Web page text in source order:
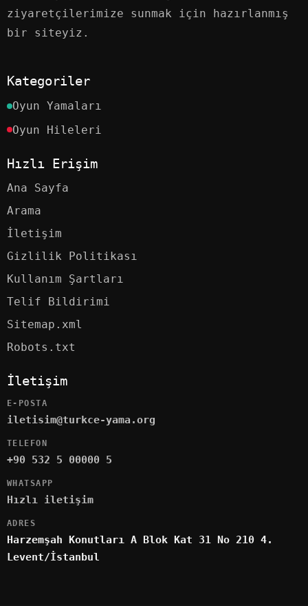
ziyaretçilerimize sunmak için hazırlanmış
bir siteyiz.
Kategoriler
Oyun Yamaları
Oyun Hileleri
Hızlı Erişim
Ana Sayfa
Arama
İletişim
Gizlilik Politikası
Kullanım Şartları
Telif Bildirimi
Sitemap.xml
Robots.txt
İletişim
E-POSTA
iletisim@turkce-yama.org
TELEFON
+90 532 5 00000 5
WHATSAPP
Hızlı iletişim
ADRES
Harzemşah Konutları A Blok Kat 31 No 210 4.
Levent/İstanbul